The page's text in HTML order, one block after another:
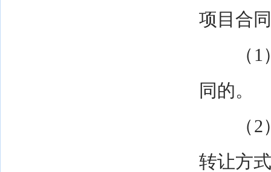
项目合
（1）
同的。
（2）
转让方